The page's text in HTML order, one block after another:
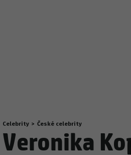
Nacházíte
se
zde:
Celebrity > České celebrity
Veronika